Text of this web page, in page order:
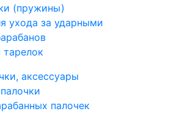
(пружины)
ухода за ударными
аксессуары
палочек